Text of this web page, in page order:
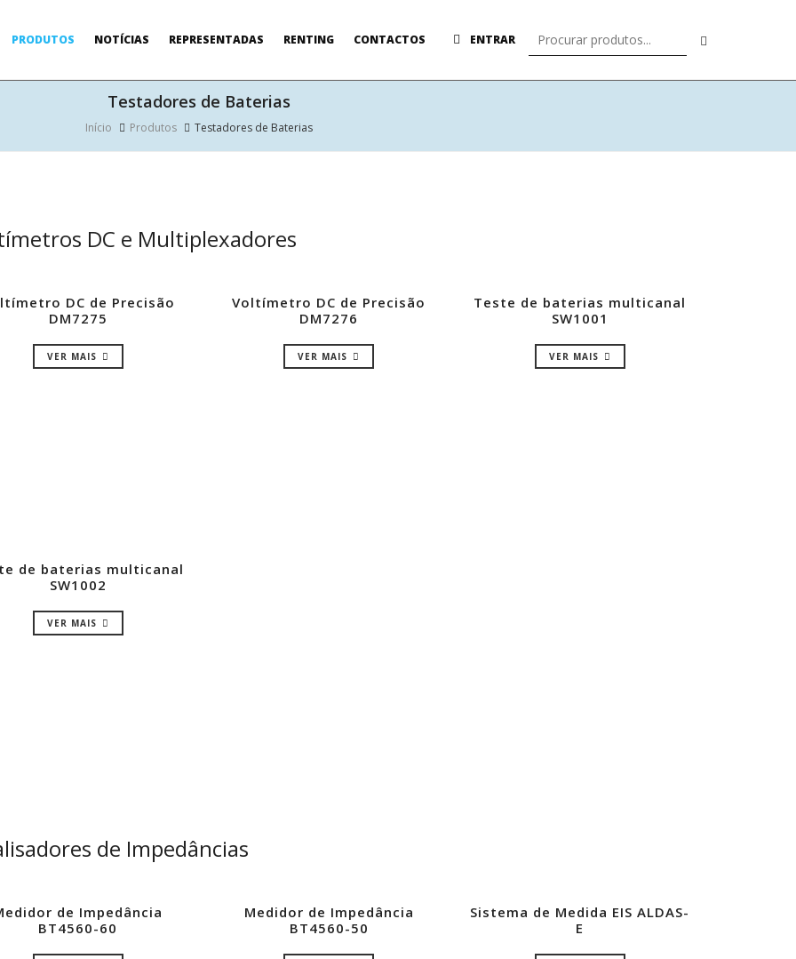
PRODUTOS NOTÍCIAS REPRESENTADAS RENTING CONTACTOS ENTRAR
Testadores de Baterias
Início Produtos Testadores de Baterias
DC e Multiplexadores
DC de Precisão
DM7275
VER MAIS
Voltímetro DC de Precisão
DM7276
VER MAIS
Teste de baterias multicanal
SW1001
VER MAIS
de baterias multicanal
SW1002
VER MAIS
de Impedâncias
de Impedância
BT4560-60
Medidor de Impedância
BT4560-50
Sistema de Medida EIS ALDAS-
E